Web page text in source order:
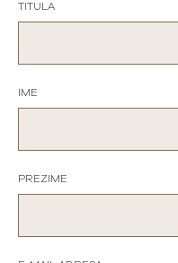
TITULA
IME
PREZIME